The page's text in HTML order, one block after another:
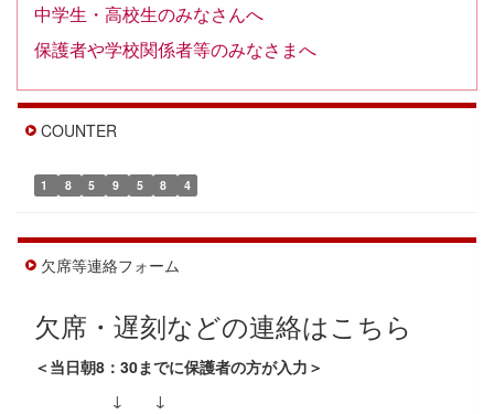
中学生・高校生のみなさんへ
保護者や学校関係者等のみなさまへ
COUNTER
1 8 5 9 5 8 4
欠席等連絡フォーム
欠席・遅刻などの連絡はこちら
＜当日朝8：30までに保護者の方が入力＞
↓ ↓